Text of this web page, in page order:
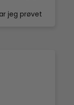
jeg prøvet
ca 10
og al
fra
humør.